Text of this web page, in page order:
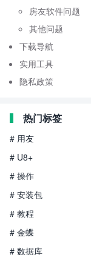
房友软件问题
其他问题
下载导航
实用工具
隐私政策
热门标签
# 用友
# U8+
# 操作
# 安装包
# 教程
# 金蝶
# 数据库